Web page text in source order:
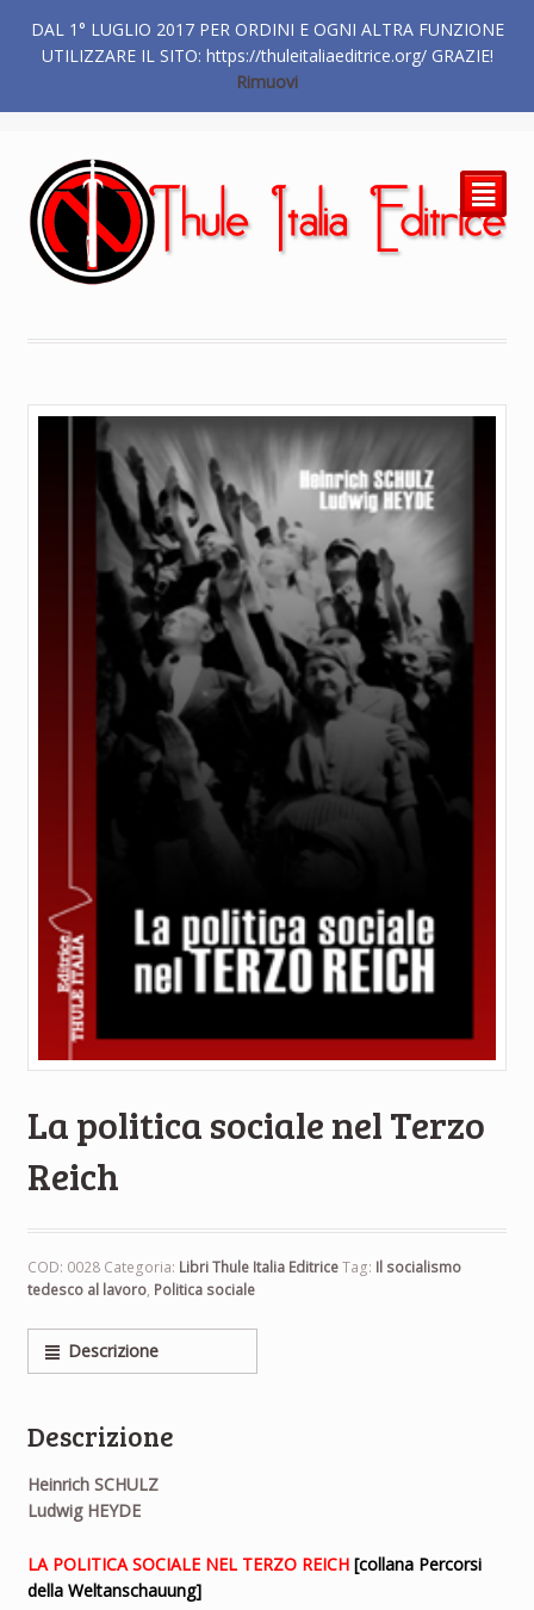
€0.00
²
La politica sociale nel Terzo
Reich
COD: 0028 Categoria: Libri Thule Italia EditriceTag: Il socialismo
tedesco al lavoro, Politica sociale
Descrizione
Descrizione
Heinrich SCHULZ
Ludwig HEYDE
LA POLITICA SOCIALE NEL TERZO REICH [collana Percorsi
della Weltanschauung]
DAL 1° LUGLIO 2017 PER ORDINI E OGNI ALTRA FUNZIONE
UTILIZZARE IL SITO: https://thuleitaliaeditrice.org/ GRAZIE!
Rimuovi